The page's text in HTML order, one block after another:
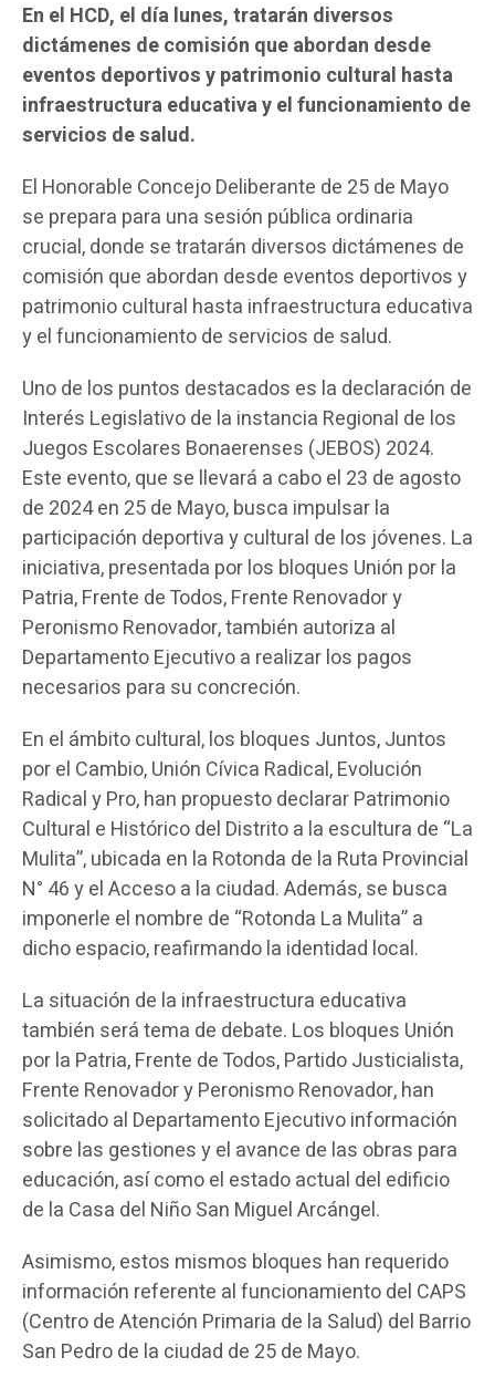
En el HCD, el día lunes, tratarán diversos
dictámenes de comisión que abordan desde
eventos deportivos y patrimonio cultural hasta
infraestructura educativa y el funcionamiento de
servicios de salud.
El Honorable Concejo Deliberante de 25 de Mayo
se prepara para una sesión pública ordinaria
crucial, donde se tratarán diversos dictámenes de
comisión que abordan desde eventos deportivos y
patrimonio cultural hasta infraestructura educativa
y el funcionamiento de servicios de salud.
Uno de los puntos destacados es la declaración de
Interés Legislativo de la instancia Regional de los
Juegos Escolares Bonaerenses (JEBOS) 2024.
Este evento, que se llevará a cabo el 23 de agosto
de 2024 en 25 de Mayo, busca impulsar la
participación deportiva y cultural de los jóvenes. La
iniciativa, presentada por los bloques Unión por la
Patria, Frente de Todos, Frente Renovador y
Peronismo Renovador, también autoriza al
Departamento Ejecutivo a realizar los pagos
necesarios para su concreción.
En el ámbito cultural, los bloques Juntos, Juntos
por el Cambio, Unión Cívica Radical, Evolución
Radical y Pro, han propuesto declarar Patrimonio
Cultural e Histórico del Distrito a la escultura de “La
Mulita”, ubicada en la Rotonda de la Ruta Provincial
N° 46 y el Acceso a la ciudad. Además, se busca
imponerle el nombre de “Rotonda La Mulita” a
dicho espacio, reafirmando la identidad local.
La situación de la infraestructura educativa
también será tema de debate. Los bloques Unión
por la Patria, Frente de Todos, Partido Justicialista,
Frente Renovador y Peronismo Renovador, han
solicitado al Departamento Ejecutivo información
sobre las gestiones y el avance de las obras para
educación, así como el estado actual del edificio
de la Casa del Niño San Miguel Arcángel.
Asimismo, estos mismos bloques han requerido
información referente al funcionamiento del CAPS
(Centro de Atención Primaria de la Salud) del Barrio
San Pedro de la ciudad de 25 de Mayo.